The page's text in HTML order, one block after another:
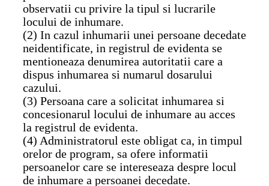
observatii cu privire la tipul si lucrarile
locului de inhumare.
(2) In cazul inhumarii unei persoane decedate
neidentificate, in registrul de evidenta se
mentioneaza denumirea autoritatii care a
dispus inhumarea si numarul dosarului
cazului.
(3) Persoana care a solicitat inhumarea si
concesionarul locului de inhumare au acces
la registrul de evidenta.
(4) Administratorul este obligat ca, in timpul
orelor de program, sa ofere informatii
persoanelor care se intereseaza despre locul
de inhumare a persoanei decedate.